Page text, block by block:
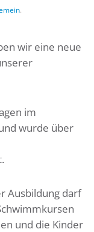
.
wir eine neue
im
wurde über
Ausbildung darf
und die Kinder